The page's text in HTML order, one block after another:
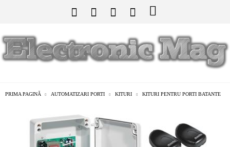
PRIMA PAGINĂ AUTOMATIZARI PORTI KITURI KITURI PENTRU PORTI BATANTE